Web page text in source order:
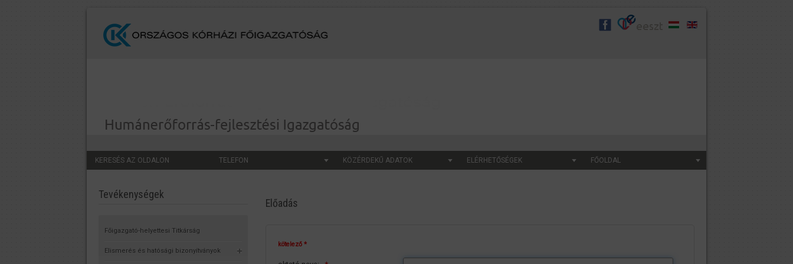
KERESÉS AZ OLDALON TELEFON KÖZÉRDEKŰ ADATOK ELÉRHETŐSÉGEK FŐOLDAL
Tevékenységek
Főigazgató-helyettesi Titkárság
Elismerés és hatósági bizonyítványok
Előadás
kötelező *